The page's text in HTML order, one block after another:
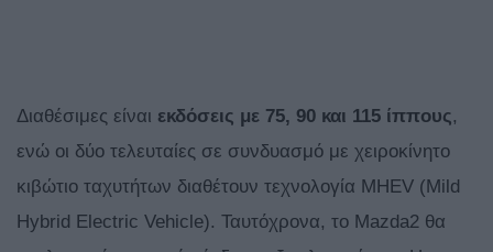
Διαθέσιμες είναι εκδόσεις με 75, 90 και 115 ίππους,
ενώ οι δύο τελευταίες σε συνδυασμό με χειροκίνητο
κιβώτιο ταχυτήτων διαθέτουν τεχνολογία MHEV (Mild
Hybrid Electric Vehicle). Ταυτόχρονα, το Mazda2 θα